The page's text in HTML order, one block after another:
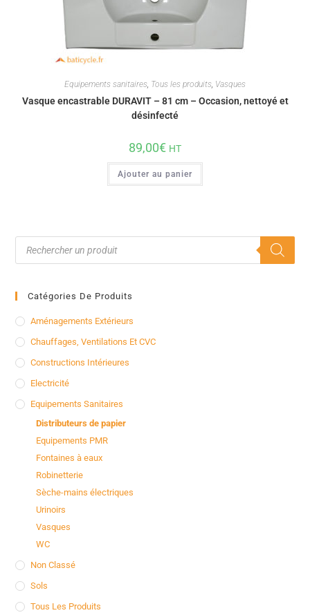
Equipements sanitaires, Tous les produits, Vasques
Vasque encastrable DURAVIT – 81 cm – Occasion, nettoyé et
désinfecté
89,00€ HT
Ajouter au panier
Catégories De Produits
Aménagements Extérieurs
Chauffages, Ventilations Et CVC
Constructions Intérieures
Electricité
Equipements Sanitaires
Distributeurs de papier
Equipements PMR
Fontaines à eaux
Robinetterie
Sèche-mains électriques
Urinoirs
Vasques
WC
Non Classé
Sols
Tous Les Produits